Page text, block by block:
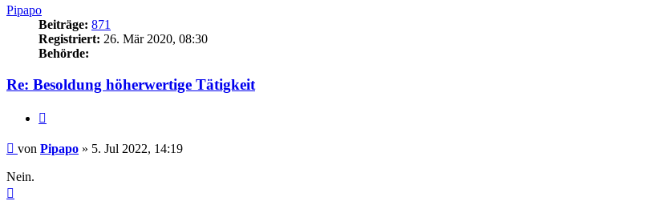
Pipapo
Beiträge: 871
Registriert: 26. Mär 2020, 08:30
Behörde:
Re: Besoldung höherwertige Tätigkeit
Beitrag
von Pipapo » 5. Jul 2022, 14:19
Nein.